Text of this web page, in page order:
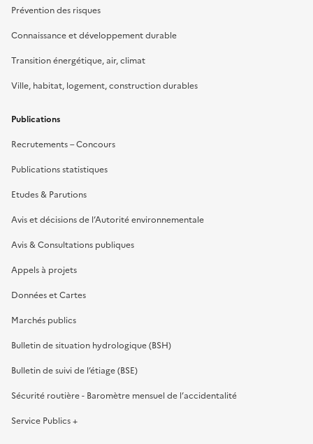
Prévention des risques
Connaissance et développement durable
Transition énergétique, air, climat
Ville, habitat, logement, construction durables
Publications
Recrutements – Concours
Publications statistiques
Etudes & Parutions
Avis et décisions de l’Autorité environnementale
Avis & Consultations publiques
Appels à projets
Données et Cartes
Marchés publics
Bulletin de situation hydrologique (BSH)
Bulletin de suivi de l’étiage (BSE)
Sécurité routière - Baromètre mensuel de l’accidentalité
Service Publics +